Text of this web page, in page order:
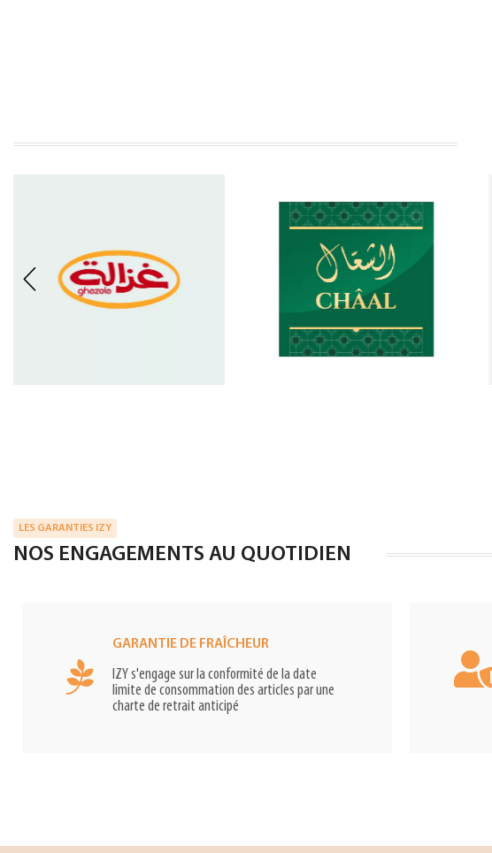
LES GARANTIES IZY
NOS ENGAGEMENTS AU QUOTIDIEN
GARANTIE DE FRAÎCHEUR
IZY s'engage sur la conformité de la date
limite de consommation des articles par une
charte de retrait anticipé